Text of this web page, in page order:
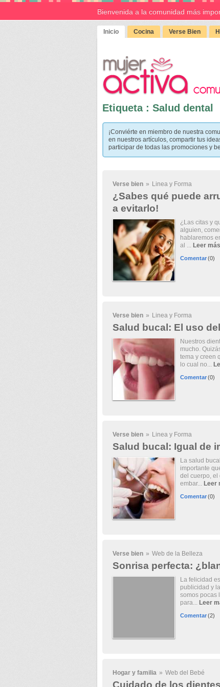
Bienvenida a la comunidad más
Inicio Cocina Verse Bien
Etiqueta : Salud dental
¡Conviérte en miembro de nuestra
en nuestros artículos, compartir tus
participar de todas las promociones y
Verse bien » Linea y Forma
¿Sabes qué puede
a evitarlo!
¿Las citas y
alguien,
hablaremos
al ... Leer más
Comentar (0)
Verse bien » Linea y Forma
Salud bucal: El uso
Nuestros
mucho.
tema y creen
lo cual no...
Comentar (0)
Verse bien » Linea y Forma
Salud bucal: Igual de
La salud
importante
del cuerpo, el
embar... Leer
Comentar (0)
Verse bien » Web de la Belleza
Sonrisa perfecta:
La felicidad
publicidad y
somos pocas
para... Leer
Comentar (2)
Hogar y familia » Web del Bebé
Cuidado de los